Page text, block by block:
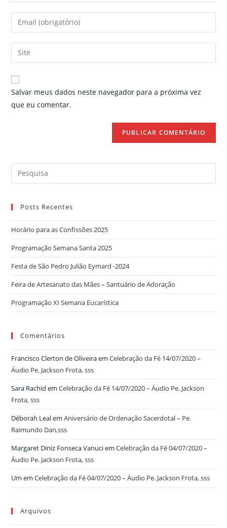
name
comment
Enter
your
email
address
comment
Enter
your
website
URL
Salvar meus dados neste navegador para a próxima vez
que eu comentar.
Search
for:
Posts Recentes
Horário para as Confissões 2025
Programação Semana Santa 2025
Festa de São Pedro Julião Eymard -2024
Feira de Artesanato das Mães – Santuário de Adoração
Programação XI Semana Eucarística
Comentários
Francisco Clerton de OliveiraemCelebração da Fé 14/07/2020 –
Áudio Pe. Jackson Frota, sss
Sara Rachid emCelebração da Fé 14/07/2020 – Áudio Pe. Jackson
Frota, sss
Déborah LealemAniversário de Ordenação Sacerdotal – Pe.
Raimundo Dan,sss
Margaret Diniz Fonseca VanuciemCelebração da Fé 04/07/2020 –
Áudio Pe. Jackson Frota, sss
Um emCelebração da Fé 04/07/2020 – Áudio Pe. Jackson Frota, sss
Arquivos